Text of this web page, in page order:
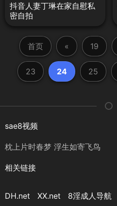
抖音人妻丁琳在家自慰私
密自拍
首页 « 19
23 24 25
sae8视频
枕上片时春梦 浮生如寄飞鸟
相关链接
DH.net XX.net 8淫成人导航